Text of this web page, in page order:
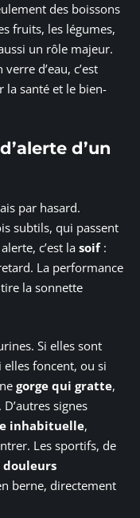
des boissons
fruits, les légumes,
un rôle majeur.
d’eau, c’est
la santé et le bien-
d’un
par hasard.
subtils, qui passent
c’est la soif:
La performance
la sonnette
Si elles sont
elles foncent, ou si
gorge qui gratte,
signes
inhabituelle,
Les sportifs, de
douleurs
berne, directement